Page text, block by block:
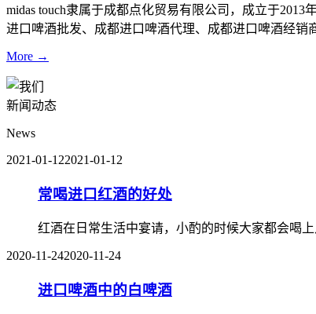
midas touch隶属于成都点化贸易有限公司，成立于
进口啤酒批发、成都进口啤酒代理、成都进口啤酒经
More →
新闻动态
News
2021-01-122021-01-12
常喝进口红酒的好处
红酒在日常生活中宴请，小酌的时候大家都会喝
2020-11-242020-11-24
进口啤酒中的白啤酒